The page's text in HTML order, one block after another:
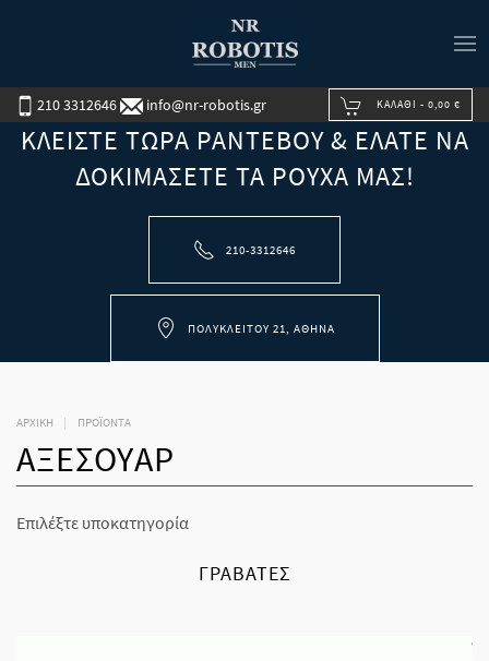
210 3312646 info@nr-robotis.gr ΚΑΛΆΘΙ - 0,00 €
ΚΛΕΊΣΤΕ ΤΏΡΑ ΡΑΝΤΕΒΟΎ & ΕΛΆΤΕ ΝΑ
ΔΟΚΙΜΆΣΕΤΕ ΤΑ ΡΟΎΧΑ ΜΑΣ!
210-3312646
ΠΟΛΥΚΛΕΊΤΟΥ 21, ΑΘΉΝΑ
ΑΡΧΙΚΉ ΠΡΟΪΟΝΤΑ
ΑΞΕΣΟΥΆΡ
Επιλέξτε υποκατηγορία
ΓΡΑΒΆΤΕΣ